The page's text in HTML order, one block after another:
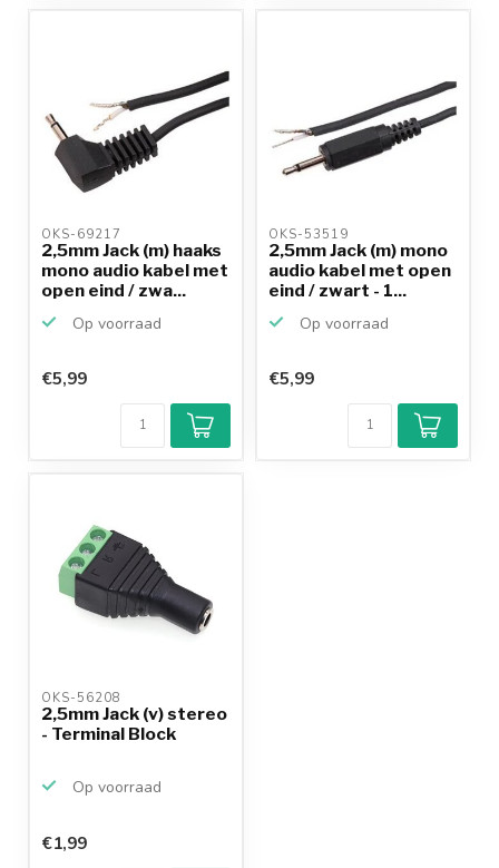
OKS-69217
2,5mm Jack (m) haaks
mono audio kabel met
open eind / zwa...
Op voorraad
€5,99
OKS-53519
2,5mm Jack (m) mono
audio kabel met open
eind / zwart - 1...
Op voorraad
€5,99
OKS-56208
2,5mm Jack (v) stereo
- Terminal Block
Op voorraad
€1,99